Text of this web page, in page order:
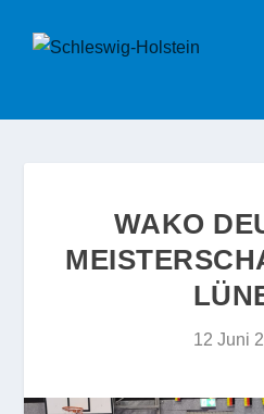
WAKO
12 Juni